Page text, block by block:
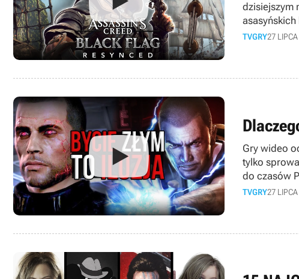
dzisiejszym
TVGRY27
Gry wideo
tylko
do czasów
TVGRY27